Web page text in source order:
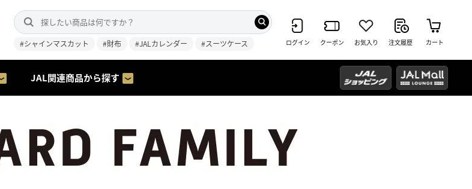
#シャインマスカット #財布 #JALカレンダー #スーツケース ログイン クーポン お気入り 注文履歴 カート
JAL関連商品から探す